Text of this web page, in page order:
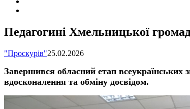
Педагогині Хмельницької
"Проскурів"25.02.2026
Завершився обласний етап всеукраїнських
вдосконалення та обміну досвідом.